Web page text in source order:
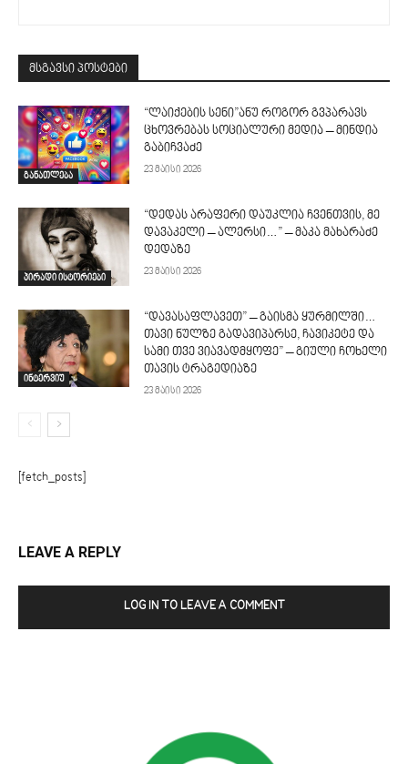
მსგავსი პოსტები
განათლება
“ლაიქების სენი”ანუ როგორ გვპარავს
ცხოვრებას სოციალური მედია – მინდია
გაბიჩვაძე
23 მაისი 2026
პირადი ისტორიები
“დედას არაფერი დაუკლია ჩვენთვის, მე
დავაკელი – ალერსი…” – მაკა მახარაძე
დედაზე
23 მაისი 2026
ინტერვიუ
“დავასაფლავეთ” – გაისმა ყურმილში…
თავი ნულზე გადავიპარსე, ჩავიკეტე და
სამი თვე ვიავადმყოფე” – გიული ჩოხელი
თავის ტრაგედიაზე
23 მაისი 2026
[fetch_posts]
LEAVE A REPLY
LOG IN TO LEAVE A COMMENT